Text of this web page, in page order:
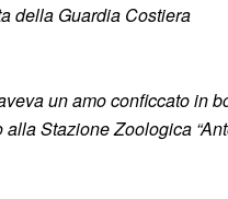
della Guardia Costiera
un amo conficcato in
Stazione Zoologica